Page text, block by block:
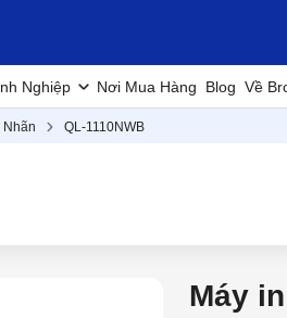
Nghiệp Nơi Mua Hàng Blog Về
Nhãn QL-1110NWB
Máy